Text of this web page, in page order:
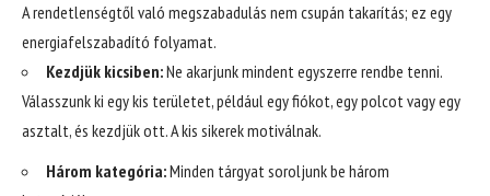
A rendetlenségtől való megszabadulás nem csupán takarítás; ez egy
energiafelszabadító folyamat.
Kezdjük kicsiben:Ne akarjunk mindent egyszerre rendbe tenni.
Válasszunk ki egy kis területet, például egy fiókot, egy polcot vagy egy
asztalt, és kezdjük ott. A kis sikerek motiválnak.
Három kategória:Minden tárgyat soroljunk be három